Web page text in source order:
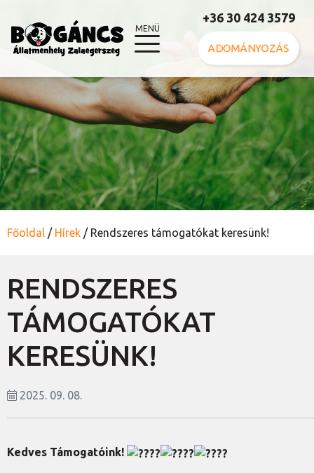
MENÜ
+36 30 424 3579
ADOMÁNYOZÁS
Főoldal / Hírek / Rendszeres támogatókat keresünk!
RENDSZERES
TÁMOGATÓKAT
KERESÜNK!
2025. 09. 08.
Kedves Támogatóink!